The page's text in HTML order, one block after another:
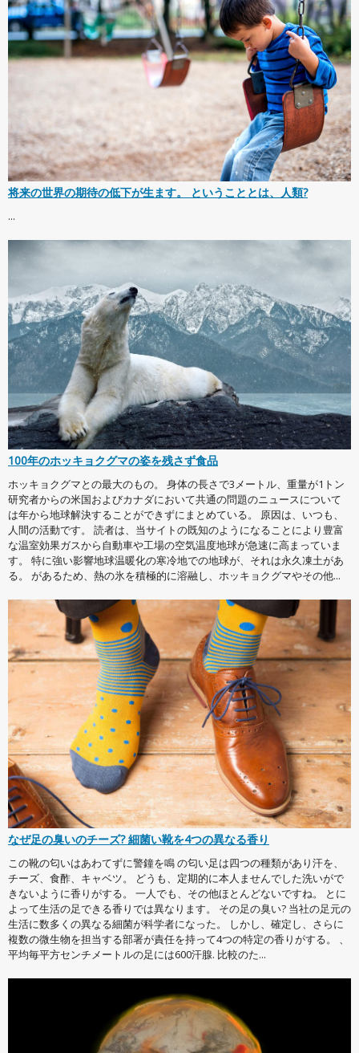
将来の世界の期待の低下が生ます。 ということとは、人類?
...
100年のホッキョクグマの姿を残さず食品
ホッキョクグマとの最大のもの。 身体の長さで3メートル、重量が1トン
研究者からの米国およびカナダにおいて共通の問題のニュースについて
は年から地球解決することができずにまとめている。 原因は、いつも、
人間の活動です。 読者は、当サイトの既知のようになることにより豊富
な温室効果ガスから自動車や工場の空気温度地球が急速に高まっていま
す。 特に強い影響地球温暖化の寒冷地での地球が、それは永久凍土があ
る。 があるため、熱の氷を積極的に溶融し、ホッキョクグマやその他...
なぜ足の臭いのチーズ? 細菌い靴を4つの異なる香り
この靴の匂いはあわてずに警鐘を鳴 の匂い足は四つの種類があり汗を、
チーズ、食酢、キャベツ。 どうも、定期的に本人ませんでした洗いがで
きないように香りがする。 一人でも、その他ほとんどないですね。 とに
よって生活の足できる香りでは異なります。 その足の臭い? 当社の足元の
生活に数多くの異なる細菌が科学者になった。 しかし、確定し、さらに
複数の微生物を担当する部署が責任を持って4つの特定の香りがする。 、
平均毎平方センチメートルの足には600汗腺. 比較のた...